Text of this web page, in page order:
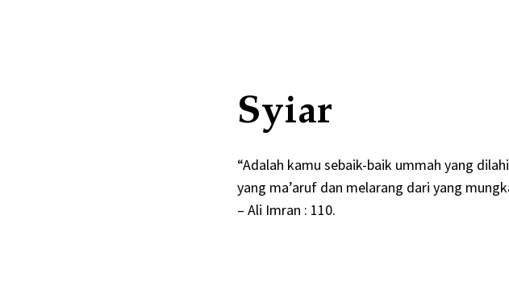
Syiar
“Adalah kamu sebaik-baik ummah yang
yang ma’aruf dan melarang dari yang
– Ali Imran : 110.​